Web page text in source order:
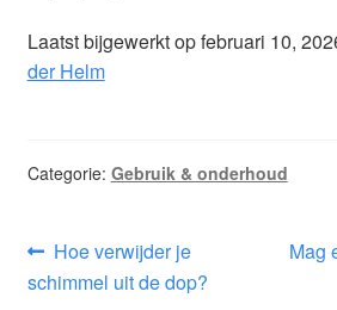
Laatst bijgewerkt op februari 10,
der Helm
Categorie: Gebruik & onderhoud
Bericht
Vorig
bericht:
Hoe verwijder je
schimmel uit de dop?
Mag